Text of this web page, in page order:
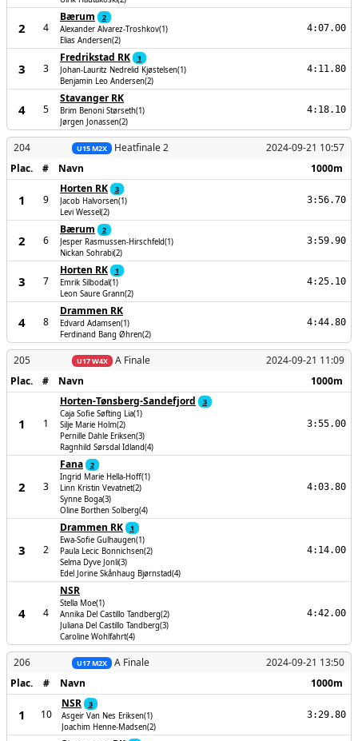
2 4
Bærum
2
Alexander Alvarez-Troshkov(1)
Elias Andersen(2)
4:07.00
3 3
Fredrikstad RK
1
Johan-Lauritz Nedrelid Kjøstelsen(1)
Benjamin Leo Andersen(2)
4:11.80
4 5
Stavanger RK
Brim Benoni Størseth(1)
Jørgen Jonassen(2)
4:18.10
204 U15 M2X Heatfinale 2
2024-09-21 10:57
Plac.
# Navn 1000m
1 9
Horten RK
3
Jacob Halvorsen(1)
Levi Wessel(2)
3:56.70
2 6
Bærum
2
Jesper Rasmussen-Hirschfeld(1)
Nickan Sohrabi(2)
3:59.90
3 7
Horten RK
1
Emrik Silbodal(1)
Leon Saure Grann(2)
4:25.10
4 8
Drammen RK
Edvard Adamsen(1)
Ferdinand Bang Øhren(2)
4:44.80
205 U17 W4X A Finale
2024-09-21 11:09
Plac.
# Navn 1000m
1 1
Horten-Tønsberg-Sandefjord
3
Caja Sofie Søfting Lia(1)
Silje Marie Holm(2)
Pernille Dahle Eriksen(3)
Ragnhild Sørsdal Idland(4)
3:55.00
2 3
Fana
2
Ingrid Marie Hella-Hoff(1)
Linn Kristin Vevatnet(2)
Synne Boga(3)
Oline Borthen Solberg(4)
4:03.80
3 2
Drammen RK
1
Ewa-Sofie Gulhaugen(1)
Paula Lecic Bonnichsen(2)
Selma Dyve Jonli(3)
Edel Jorine Skånhaug Bjørnstad(4)
4:14.00
4 4
NSR
Stella Moe(1)
Annika Del Castillo Tandberg(2)
Juliana Del Castillo Tandberg(3)
Caroline Wohlfahrt(4)
4:42.00
206 U17 M2X A Finale
2024-09-21 13:50
Plac.
# Navn 1000m
1 10
NSR
3
Asgeir Van Nes Eriksen(1)
Joachim Henne-Madsen(2)
3:29.80